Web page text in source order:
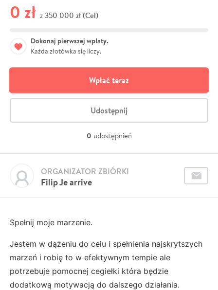
0 zł z 350 000 zł (Cel)
Dokonaj pierwszej wpłaty.
Każda złotówka się liczy.
Wpłać teraz
Udostępnij
0 udostępnień
Filip Je arrive
ORGANIZATOR ZBIÓRKI
Spełnij moje marzenie.
Jestem w dążeniu do celu i spełnienia najskrytszych
marzeń i robię to w efektywnym tempie ale
potrzebuje pomocnej cegiełki która będzie
dodatkową motywacją do dalszego działania.